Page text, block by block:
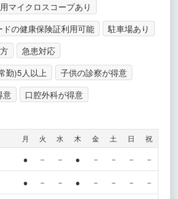
マイクロスコープあり
の健康保険証利用可能
駐車場あり
急患対応
勤)5人以上
子供の診察が得意
意
口腔外科が得意
月 火 水 木 金 土 日 祝
● － － ● － － － －
● － － ● － － － －